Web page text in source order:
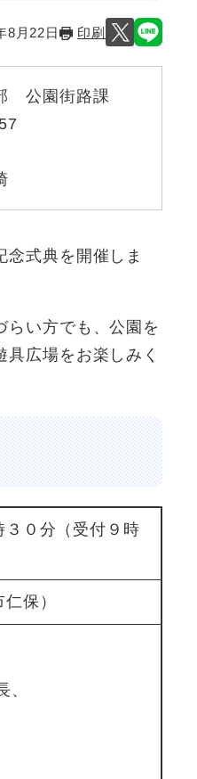
8月22日 印刷
公園街路課
念式典を開催しま
らい方でも、公園を
広場をお楽しみく
０分（受付９時
保）